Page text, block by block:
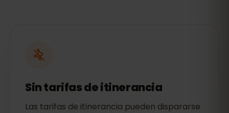
Sin tarifas de itinerancia
Las tarifas de itinerancia pueden dispararse